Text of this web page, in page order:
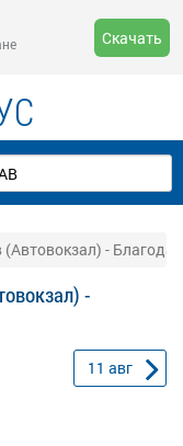
Скачать
(Автовокзал) -
-
11 авг